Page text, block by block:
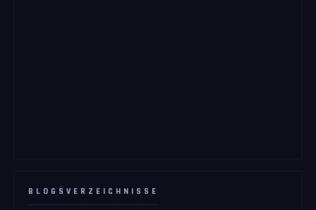
BLOGSVERZEICHNISSE